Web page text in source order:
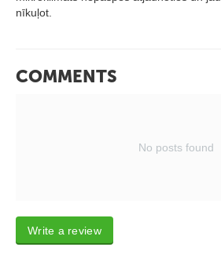
nīkuļot.
COMMENTS
No posts found
Write a review